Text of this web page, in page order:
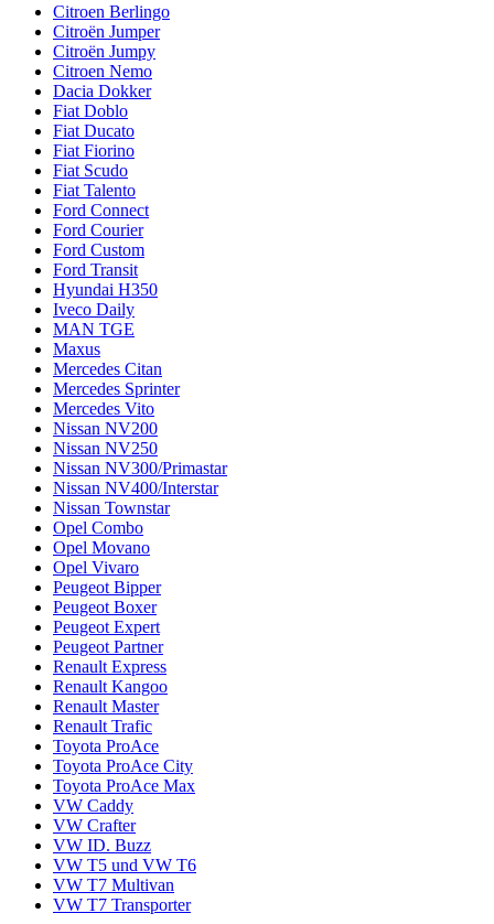
Citroen Berlingo
Citroën Jumper
Citroën Jumpy
Citroen Nemo
Dacia Dokker
Fiat Doblo
Fiat Ducato
Fiat Fiorino
Fiat Scudo
Fiat Talento
Ford Connect
Ford Courier
Ford Custom
Ford Transit
Hyundai H350
Iveco Daily
MAN TGE
Maxus
Mercedes Citan
Mercedes Sprinter
Mercedes Vito
Nissan NV200
Nissan NV250
Nissan NV300/Primastar
Nissan NV400/Interstar
Nissan Townstar
Opel Combo
Opel Movano
Opel Vivaro
Peugeot Bipper
Peugeot Boxer
Peugeot Expert
Peugeot Partner
Renault Express
Renault Kangoo
Renault Master
Renault Trafic
Toyota ProAce
Toyota ProAce City
Toyota ProAce Max
VW Caddy
VW Crafter
VW ID. Buzz
VW T5 und VW T6
VW T7 Multivan
VW T7 Transporter